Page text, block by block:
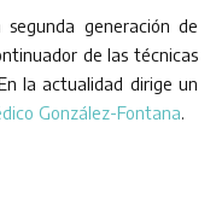
generación de
de las técnicas
la actualidad dirige un
González-Fontana.